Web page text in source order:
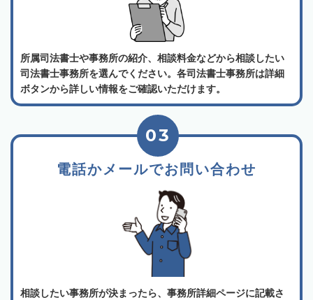
所属司法書士や事務所の紹介、相談料金などから相談したい
司法書士事務所を選んでください。各司法書士事務所は詳細
ボタンから詳しい情報をご確認いただけます。
電話かメールでお問い合わせ
03
相談したい事務所が決まったら、事務所詳細ページに記載さ